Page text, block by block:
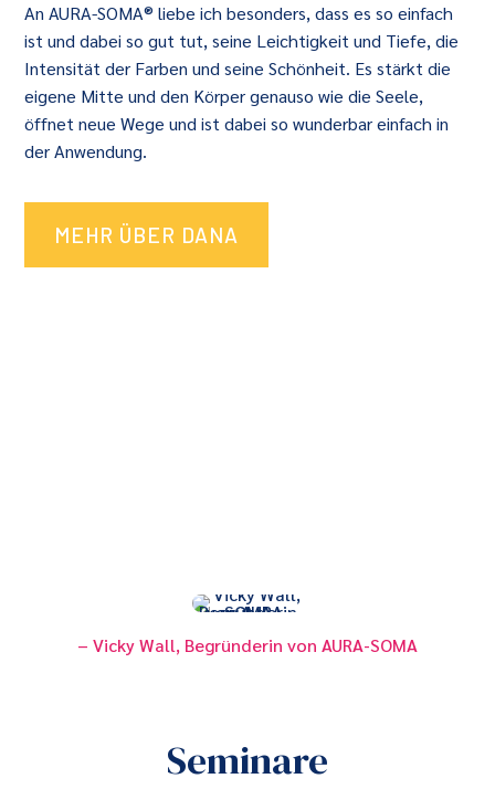
An AURA-SOMA® liebe ich besonders, dass es so einfach
ist und dabei so gut tut, seine Leichtigkeit und Tiefe, die
Intensität der Farben und seine Schönheit. Es stärkt die
eigene Mitte und den Körper genauso wie die Seele,
öffnet neue Wege und ist dabei so wunderbar einfach in
der Anwendung.
MEHR ÜBER DANA
– Vicky Wall, Begründerin von AURA-SOMA
Seminare